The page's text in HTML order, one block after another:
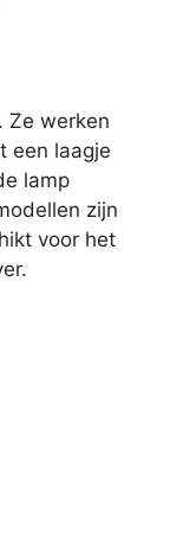
Ze werken
een laagje
lamp
zijn
voor het